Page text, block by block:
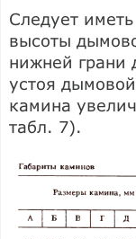
Следует
высоты
нижней грани
устоя
камина
табл. 7).